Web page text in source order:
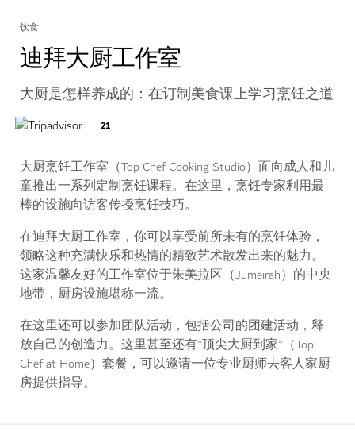
饮食
迪拜大厨工作室
大厨是怎样养成的：在订制美食课上学习烹饪之道
21
大厨烹饪工作室（Top Chef Cooking Studio）面向成人和儿
童推出一系列定制烹饪课程。在这里，烹饪专家利用最
棒的设施向访客传授烹饪技巧。
在迪拜大厨工作室，你可以享受前所未有的烹饪体验，
领略这种充满快乐和热情的精致艺术散发出来的魅力。
这家温馨友好的工作室位于朱美拉区（Jumeirah）的中央
地带，厨房设施堪称一流。
在这里还可以参加团队活动，包括公司的团建活动，释
放自己的创造力。这里甚至还有"顶尖大厨到家"（Top
Chef at Home）套餐，可以邀请一位专业厨师去客人家厨
房提供指导。